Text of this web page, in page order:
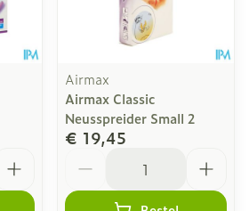
Airmax
Airmax Classic
Neusspreider Small 2
€ 19,45